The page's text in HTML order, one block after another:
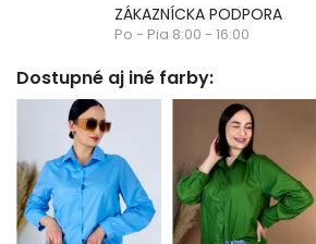
ZÁKAZNÍCKA PODPORA
Po - Pia 8:00 - 16:00
Dostupné aj iné farby: